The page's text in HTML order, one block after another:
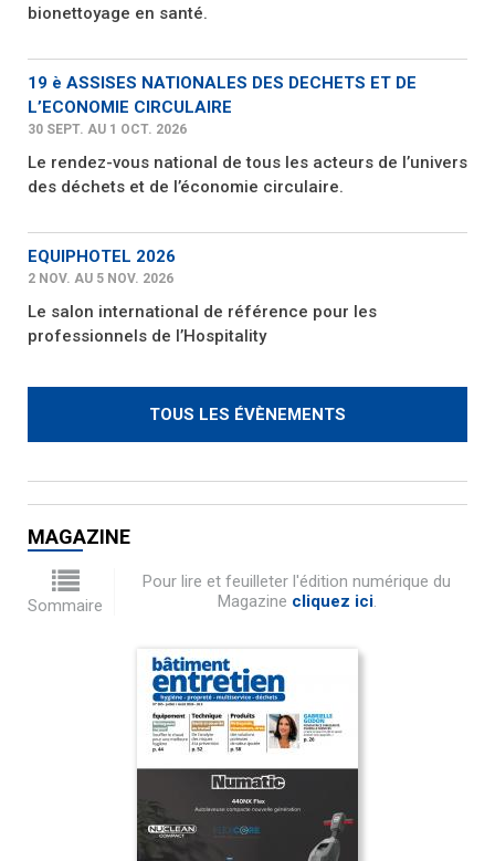
bionettoyage en santé.
19 è ASSISES NATIONALES DES DECHETS ET DE
L’ECONOMIE CIRCULAIRE
30 SEPT. AU 1 OCT. 2026
Le rendez-vous national de tous les acteurs de l’univers
des déchets et de l’économie circulaire.
EQUIPHOTEL 2026
2 NOV. AU 5 NOV. 2026
Le salon international de référence pour les
professionnels de l’Hospitality
TOUS LES ÉVÈNEMENTS
MAGAZINE
Sommaire
Pour lire et feuilleter l'édition numérique du
Magazine cliquez ici.